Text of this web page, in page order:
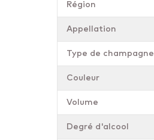
Région
Appellation
Type de champagne
Couleur
Volume
Degré d'alcool